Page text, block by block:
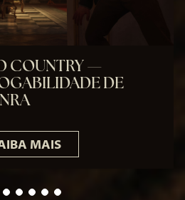
COUNTRY —
DE
MAIS